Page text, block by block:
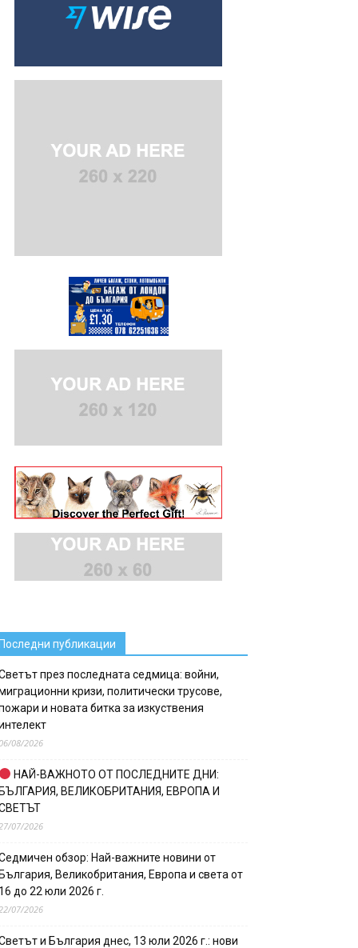
публикации
през последната седмица: войни,
кризи, политически трусове,
и новата битка за изкуствения
08/2026
НАЙ-ВАЖНОТО ОТ ПОСЛЕДНИТЕ ДНИ:
ВЕЛИКОБРИТАНИЯ, ЕВРОПА И
07/2026
обзор: Най-важните новини от
Великобритания, Европа и света от
до 22 юли 2026 г.
07/2026
и България днес, 13 юли 2026 г.: нови